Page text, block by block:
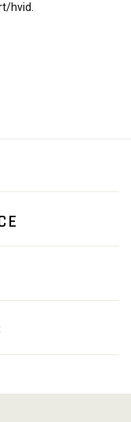
hvid.